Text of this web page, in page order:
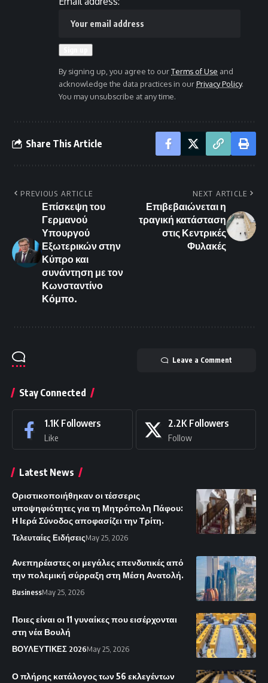
By signing up, you agree to ourTerms of Use and
acknowledge the data practices in ourPrivacy Policy.
You may unsubscribe at any time.
Share This Article
PREVIOUS ARTICLE
Επίσκεψη του
Γερμανού
Υπουργού
Εξωτερικών στην
Κύπρο και
συνάντηση με τον
Κωνσταντίνο
Κόμπο.
NEXT ARTICLE
Επιβεβαιώνεται η
τραγική κατάσταση
στις Κεντρικές
Φυλακές
Leave a Comment
Stay Connected
1.1K Followers
Like
2.2K Followers
Follow
Latest News
Οριστικοποιήθηκαν οι τέσσερις
υποψηφιότητες για τη Μητρόπολη Πάφου:
Η Ιερά Σύνοδος αποφασίζει την Τρίτη.
Τελευταίες ΕιδήσειςMay 25, 2026
Ανεπηρέαστες οι μεγάλες επενδυτικές από
την πολεμική σύρραξη στη Μέση Ανατολή.
BusinessMay 25, 2026
Ποιες είναι οι 11 γυναίκες που εισέρχονται
στη νέα Βουλή
ΒΟΥΛΕΥΤΙΚΕΣ 2026May 25, 2026
Ο πλήρης κατάλογος των 56 εκλεγέντων